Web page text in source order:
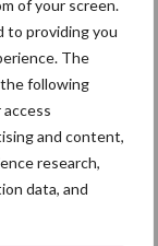
of your screen.
to providing you
The
following
and content,
research,
data, and
nieuws
in Polen